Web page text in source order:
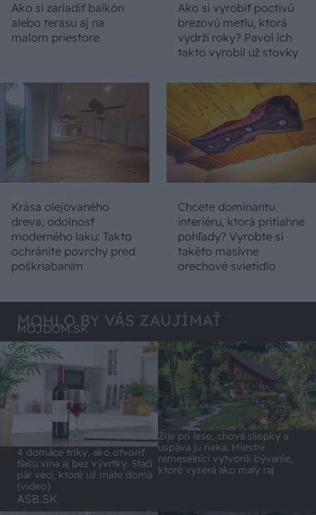
Ako si zariadiť balkón
alebo terasu aj na
malom priestore
Ako si vyrobiť poctivú
brezovú metlu, ktorá
vydrží roky? Pavol ich
takto vyrobil už stovky
Krása olejovaného
dreva, odolnosť
moderného laku: Takto
ochránite povrchy pred
poškriabaním
Chcete dominantu
interiéru, ktorá pritiahne
pohľady? Vyrobte si
takéto masívne
orechové svietidlo
MOHLO BY VÁS ZAUJÍMAŤ
MÔJDOM.SK
4 domáce triky, ako otvoriť
fľašu vína aj bez vývrtky. Stačí
pár vecí, ktoré už máte doma
(video)
Žije pri lese, chová sliepky a
uspáva ju rieka. Miestni
remeselníci vytvorili bývanie,
ktoré vyzerá ako malý raj
ASB.SK